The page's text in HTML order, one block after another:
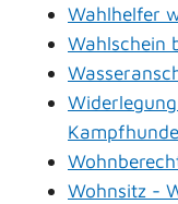
Wahlhelfer
Wahlschein
Wohnsitz -